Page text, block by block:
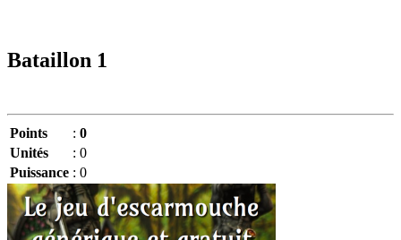
Bataillon 1
Points : 0
Unités
: 0
Puissance : 0